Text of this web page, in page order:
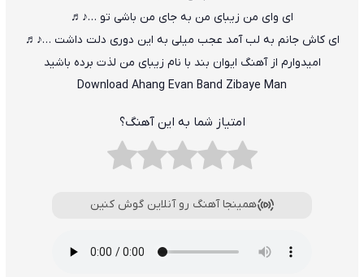
ای وای من زیبای من به جای من باشی تو …♪♬
ای کاش جانم به لب آمد عجب میلی به این دوری دلت داشت …♪♬
امیدوارم از آهنگ ایوان بند با نام زیبای من لذت برده باشید
Download Ahang Evan Band Zibaye Man
امتیاز شما به این آهنگ؟
همینجا آهنگ رو آنلاین گوش کنین